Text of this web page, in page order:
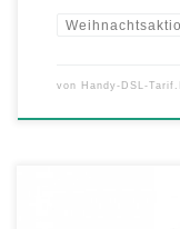
von Handy-DSL-